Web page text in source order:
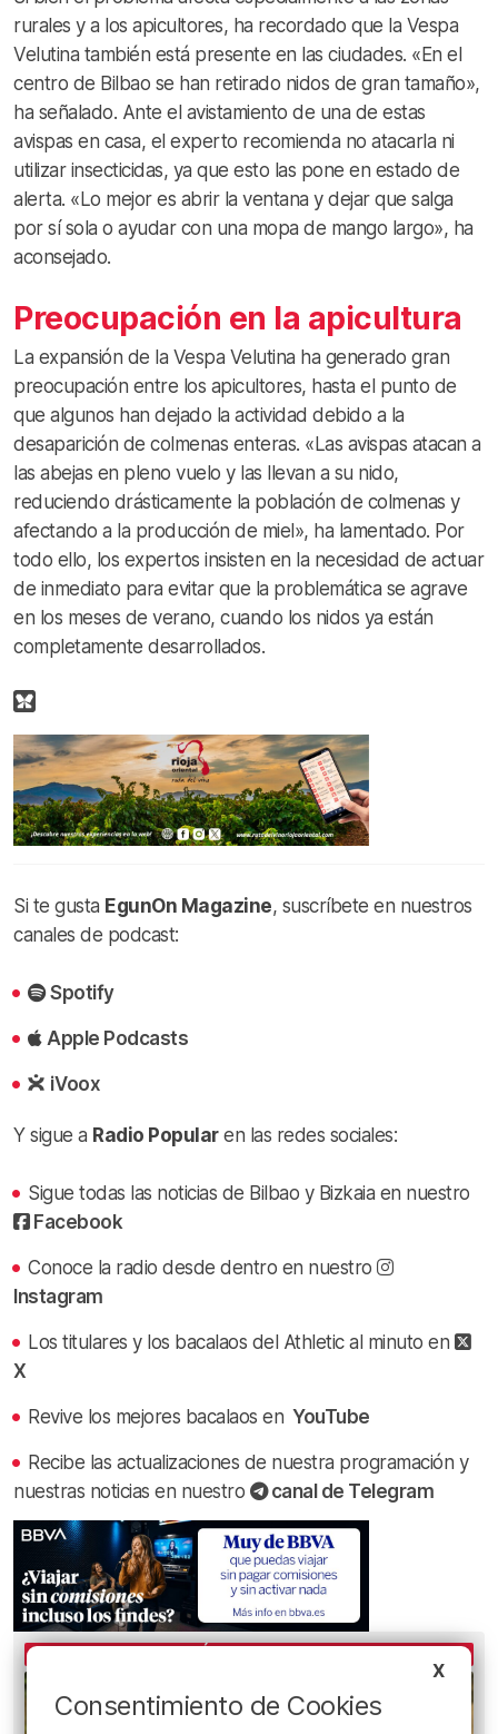
rurales y a los apicultores, ha recordado que la Vespa
Velutina también está presente en las ciudades. «En el
centro de Bilbao se han retirado nidos de gran tamaño»,
ha señalado. Ante el avistamiento de una de estas
avispas en casa, el experto recomienda no atacarla ni
utilizar insecticidas, ya que esto las pone en estado de
alerta. «Lo mejor es abrir la ventana y dejar que salga
por sí sola o ayudar con una mopa de mango largo», ha
aconsejado.
Preocupación en la apicultura
La expansión de la Vespa Velutina ha generado gran
preocupación entre los apicultores, hasta el punto de
que algunos han dejado la actividad debido a la
desaparición de colmenas enteras. «Las avispas atacan a
las abejas en pleno vuelo y las llevan a su nido,
reduciendo drásticamente la población de colmenas y
afectando a la producción de miel», ha lamentado. Por
todo ello, los expertos insisten en la necesidad de actuar
de inmediato para evitar que la problemática se agrave
en los meses de verano, cuando los nidos ya están
completamente desarrollados.
Si te gusta EgunOn Magazine, suscríbete en nuestros
canales de podcast:
Spotify
Apple Podcasts
iVoox
Y sigue a Radio Popularen las redes sociales:
Sigue todas las noticias de Bilbao y Bizkaia en nuestro
Facebook
Conoce la radio desde dentro en nuestro
Instagram
Los titulares y los bacalaos del Athletic al minuto en
X
Revive los mejores bacalaos en YouTube
Recibe las actualizaciones de nuestra programación y
nuestras noticias en nuestro
canal de Telegram
X
Consentimiento de Cookies